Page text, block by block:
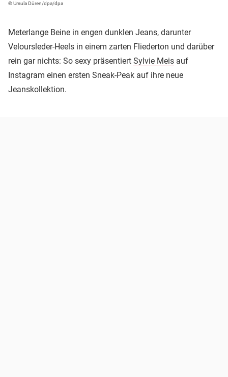
© Ursula Düren/dpa/dpa
Meterlange Beine in engen dunklen Jeans, darunter
Veloursleder-Heels in einem zarten Fliederton und darüber
rein gar nichts: So sexy präsentiert Sylvie Meis auf
Instagram einen ersten Sneak-Peak auf ihre neue
Jeanskollektion.